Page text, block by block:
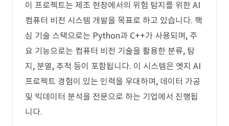
이 프로젝트는 제조 현장에서의 위험 탐지를 위한 AI
컴퓨터 비전 시스템 개발을 목표로 하고 있습니다. 핵
심 기술 스택으로는 Python과 C++가 사용되며, 주
요 기능으로는 컴퓨터 비전 기술을 활용한 분류, 탐
지, 분열, 추적 등이 포함됩니다. 이 시스템은 엣지 AI
프로젝트 경험이 있는 인력을 우대하며, 데이터 가공
및 빅데이터 분석을 전문으로 하는 기업에서 진행됩
니다.